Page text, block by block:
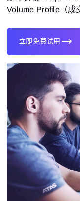
Volume Profile（成
立即免费试用